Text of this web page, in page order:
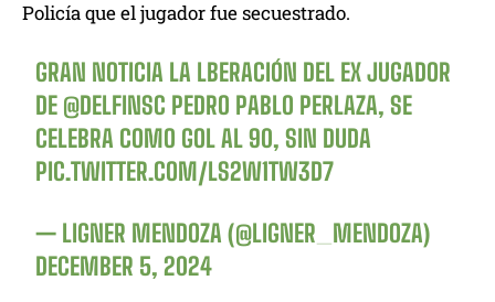
Policía que el jugador fue secuestrado.
GRAN NOTICIA LA LBERACIÓN DEL EX JUGADOR
DE @DELFINSC PEDRO PABLO PERLAZA, SE
CELEBRA COMO GOL AL 90, SIN DUDA
PIC.TWITTER.COM/LS2W1TW3D7
— LIGNER MENDOZA (@LIGNER_MENDOZA)
DECEMBER 5, 2024